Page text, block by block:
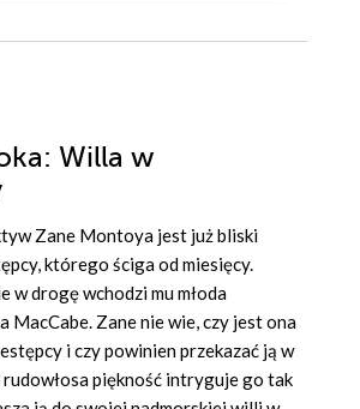
: Willa w
Zane Montoya jest już bliski
którego ściga od miesięcy.
w drogę wchodzi mu młoda
MacCabe. Zane nie wie, czy jest ona
i czy powinien przekazać ją w
piękność intryguje go tak